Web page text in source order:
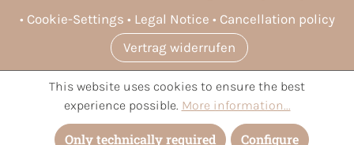
Cookie-Settings
Legal Notice
Cancellation policy
Vertrag widerrufen
* All prices incl. VAT plusshipping costsand possible delivery
charges, if not stated otherwise.
This website uses cookies to ensure the best
experience possible. More information...
Only technically required Configure